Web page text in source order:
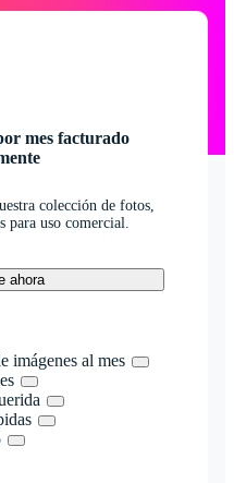
mes facturado
colección de fotos,
para uso comercial.
ahora
imágenes al mes